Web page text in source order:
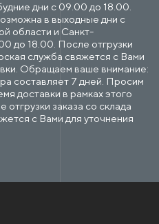
дни с 09.00 до 18.00.
в выходные дни с
области и Санкт-
до 18.00. После отгрузки
служба свяжется с Вами
Обращаем ваше внимание:
составляет 7 дней. Просим
доставки в рамках этого
заказа со склада
с Вами для уточнения